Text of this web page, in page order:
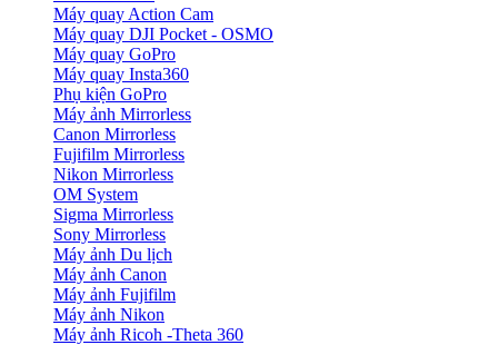
Máy quay Action Cam
Máy quay DJI Pocket - OSMO
Máy quay GoPro
Máy quay Insta360
Phụ kiện GoPro
Máy ảnh Mirrorless
Canon Mirrorless
Fujifilm Mirrorless
Nikon Mirrorless
OM System
Sigma Mirrorless
Sony Mirrorless
Máy ảnh Du lịch
Máy ảnh Canon
Máy ảnh Fujifilm
Máy ảnh Nikon
Máy ảnh Ricoh -Theta 360